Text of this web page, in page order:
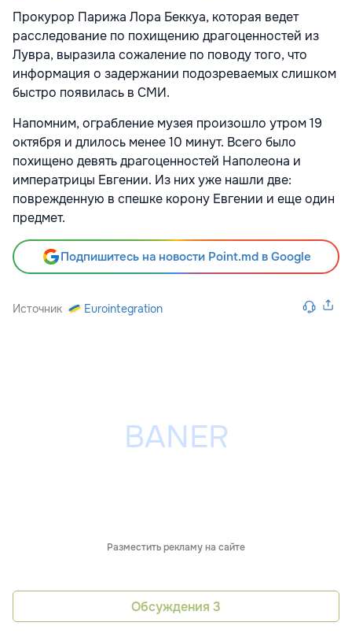
Прокурор Парижа Лора Беккуа, которая ведет
расследование по похищению драгоценностей из
Лувра, выразила сожаление по поводу того, что
информация о задержании подозреваемых слишком
быстро появилась в СМИ.
Напомним, ограбление музея произошло утром 19
октября и длилось менее 10 минут. Всего было
похищено девять драгоценностей Наполеона и
императрицы Евгении. Из них уже нашли две:
поврежденную в спешке корону Евгении и еще один
предмет.
Подпишитесь на новости Point.md в Google
Источник Eurointegration
Разместить рекламу на сайте
Обсуждения 3